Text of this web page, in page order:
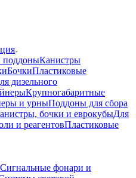
поддоныКанистры
БочкиПластиковые
дизельного
Крупногабаритные
и урныПоддоны для сбора
бочки и еврокубыДля
и реагентовПластиковые
Сигнальные фонари и